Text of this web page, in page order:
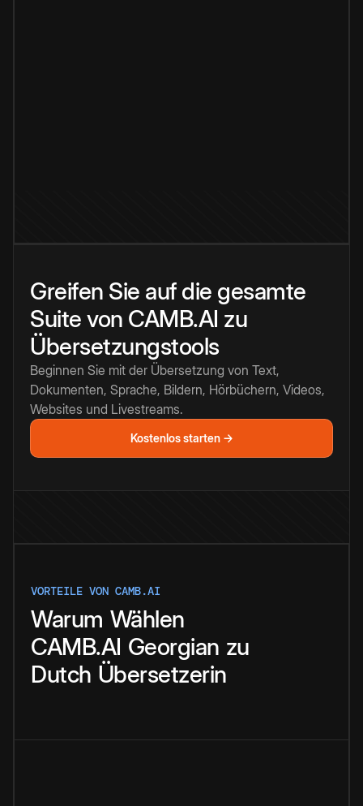
Greifen Sie auf die gesamte
Suite von CAMB.AI zu
Übersetzungstools
Beginnen Sie mit der Übersetzung von Text,
Dokumenten, Sprache, Bildern, Hörbüchern, Videos,
Websites und Livestreams.
Kostenlos starten →
VORTEILE VON CAMB.AI
Warum Wählen
CAMB.AI Georgian zu
Dutch Übersetzerin